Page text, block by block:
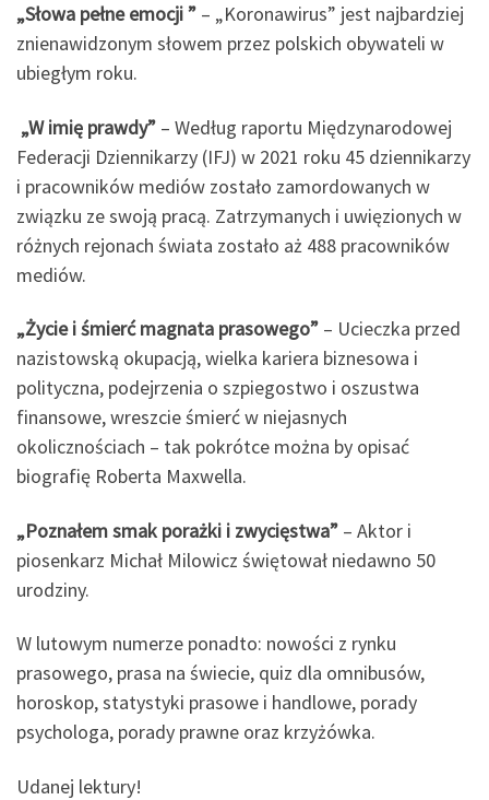
„Słowa pełne emocji ” – „Koronawirus” jest najbardziej
znienawidzonym słowem przez polskich obywateli w
ubiegłym roku.
„W imię prawdy” – Według raportu Międzynarodowej
Federacji Dziennikarzy (IFJ) w 2021 roku 45 dziennikarzy
i pracowników mediów zostało zamordowanych w
związku ze swoją pracą. Zatrzymanych i uwięzionych w
różnych rejonach świata zostało aż 488 pracowników
mediów.
„Życie i śmierć magnata prasowego” – Ucieczka przed
nazistowską okupacją, wielka kariera biznesowa i
polityczna, podejrzenia o szpiegostwo i oszustwa
finansowe, wreszcie śmierć w niejasnych
okolicznościach – tak pokrótce można by opisać
biografię Roberta Maxwella.
„Poznałem smak porażki i zwycięstwa” – Aktor i
piosenkarz Michał Milowicz świętował niedawno 50
urodziny.
W lutowym numerze ponadto: nowości z rynku
prasowego, prasa na świecie, quiz dla omnibusów,
horoskop, statystyki prasowe i handlowe, porady
psychologa, porady prawne oraz krzyżówka.
Udanej lektury!